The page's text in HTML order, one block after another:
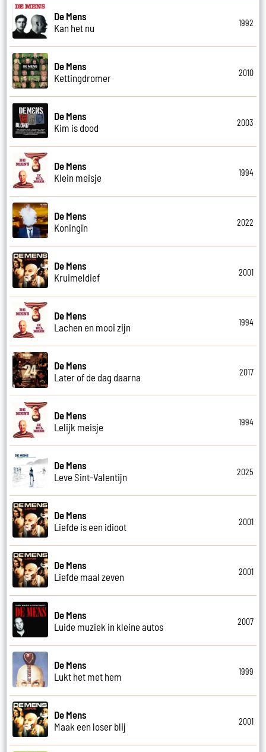
De Mens
Kan het nu
1992
De Mens
Kettingdromer
2010
De Mens
Kim is dood
2003
De Mens
Klein meisje
1994
De Mens
Koningin
2022
De Mens
Kruimeldief
2001
De Mens
Lachen en mooi zijn
1994
De Mens
Later of de dag daarna
2017
De Mens
Lelijk meisje
1994
De Mens
Leve Sint-Valentijn
2025
De Mens
Liefde is een idioot
2001
De Mens
Liefde maal zeven
2001
De Mens
Luide muziek in kleine autos
2007
De Mens
Lukt het met hem
1999
De Mens
Maak een loser blij
2001